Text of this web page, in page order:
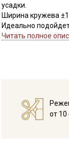
усадки.
Ширина кружева
Идеально
В интерьере можно
Читать полное
от 10